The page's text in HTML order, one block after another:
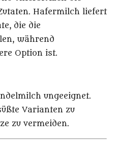
Hafermilch liefert
die die
während
Option ist.
ungeeignet.
Varianten zu
zu vermeiden.